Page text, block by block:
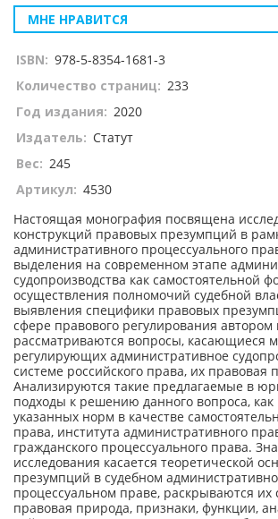
МНЕ НРАВИТСЯ
ISBN: 978-5-8354-1681-3
Количество страниц: 233
Год издания: 2020
Издатель: Статут
Вес: 245
Артикул: 4530
Настоящая монография посвящена
конструкций правовых презумпций в
административного процессуального
выделения на современном этапе
судопроизводства как самостоятельной
осуществления полномочий судебной
выявления специфики правовых
сфере правового регулирования автором
рассматриваются вопросы, касающиеся
регулирующих административное
системе российского права, их правовая
Анализируются такие предлагаемые в
подходы к решению данного вопроса,
указанных норм в качестве
права, института административного
гражданского процессуального права.
исследования касается теоретической
презумпций в судебном
процессуальном праве, раскрываются их
правовая природа, признаки, функции,